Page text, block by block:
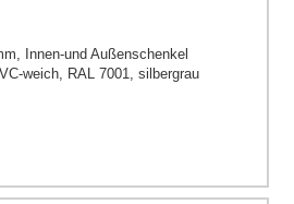
Innen-und Außenschenkel
weich, RAL 7001, silbergrau